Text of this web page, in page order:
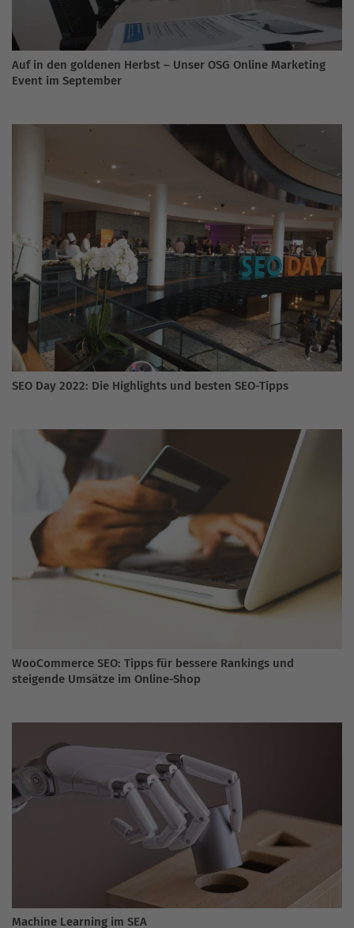
Auf in den goldenen Herbst – Unser OSG Online Marketing
Event im September
SEO Day 2022: Die Highlights und besten SEO-Tipps
WooCommerce SEO: Tipps für bessere Rankings und
steigende Umsätze im Online-Shop
Machine Learning im SEA